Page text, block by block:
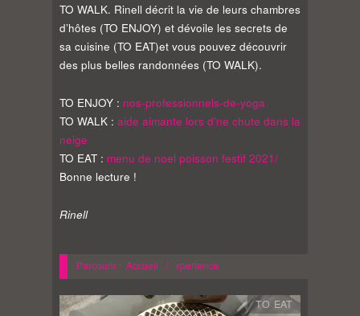
TO WALK. Rinell décrit la vie de leurs chambres
d’hôtes (TO ENJOY) et dévoile les secrets de
sa cuisine (TO EAT)et vous pouvez découvrir
des plus belles randonnées (TO WALK).
TO ENJOY : nos-professionnels-de-yoga
TO WALK : aide aimante lors d'ne chute dans la
neige
TO EAT : menu de noel poisson festif 2021/
Bonne lecture !
Rinell
Parcourir : Accueil / xperience
TO EAT